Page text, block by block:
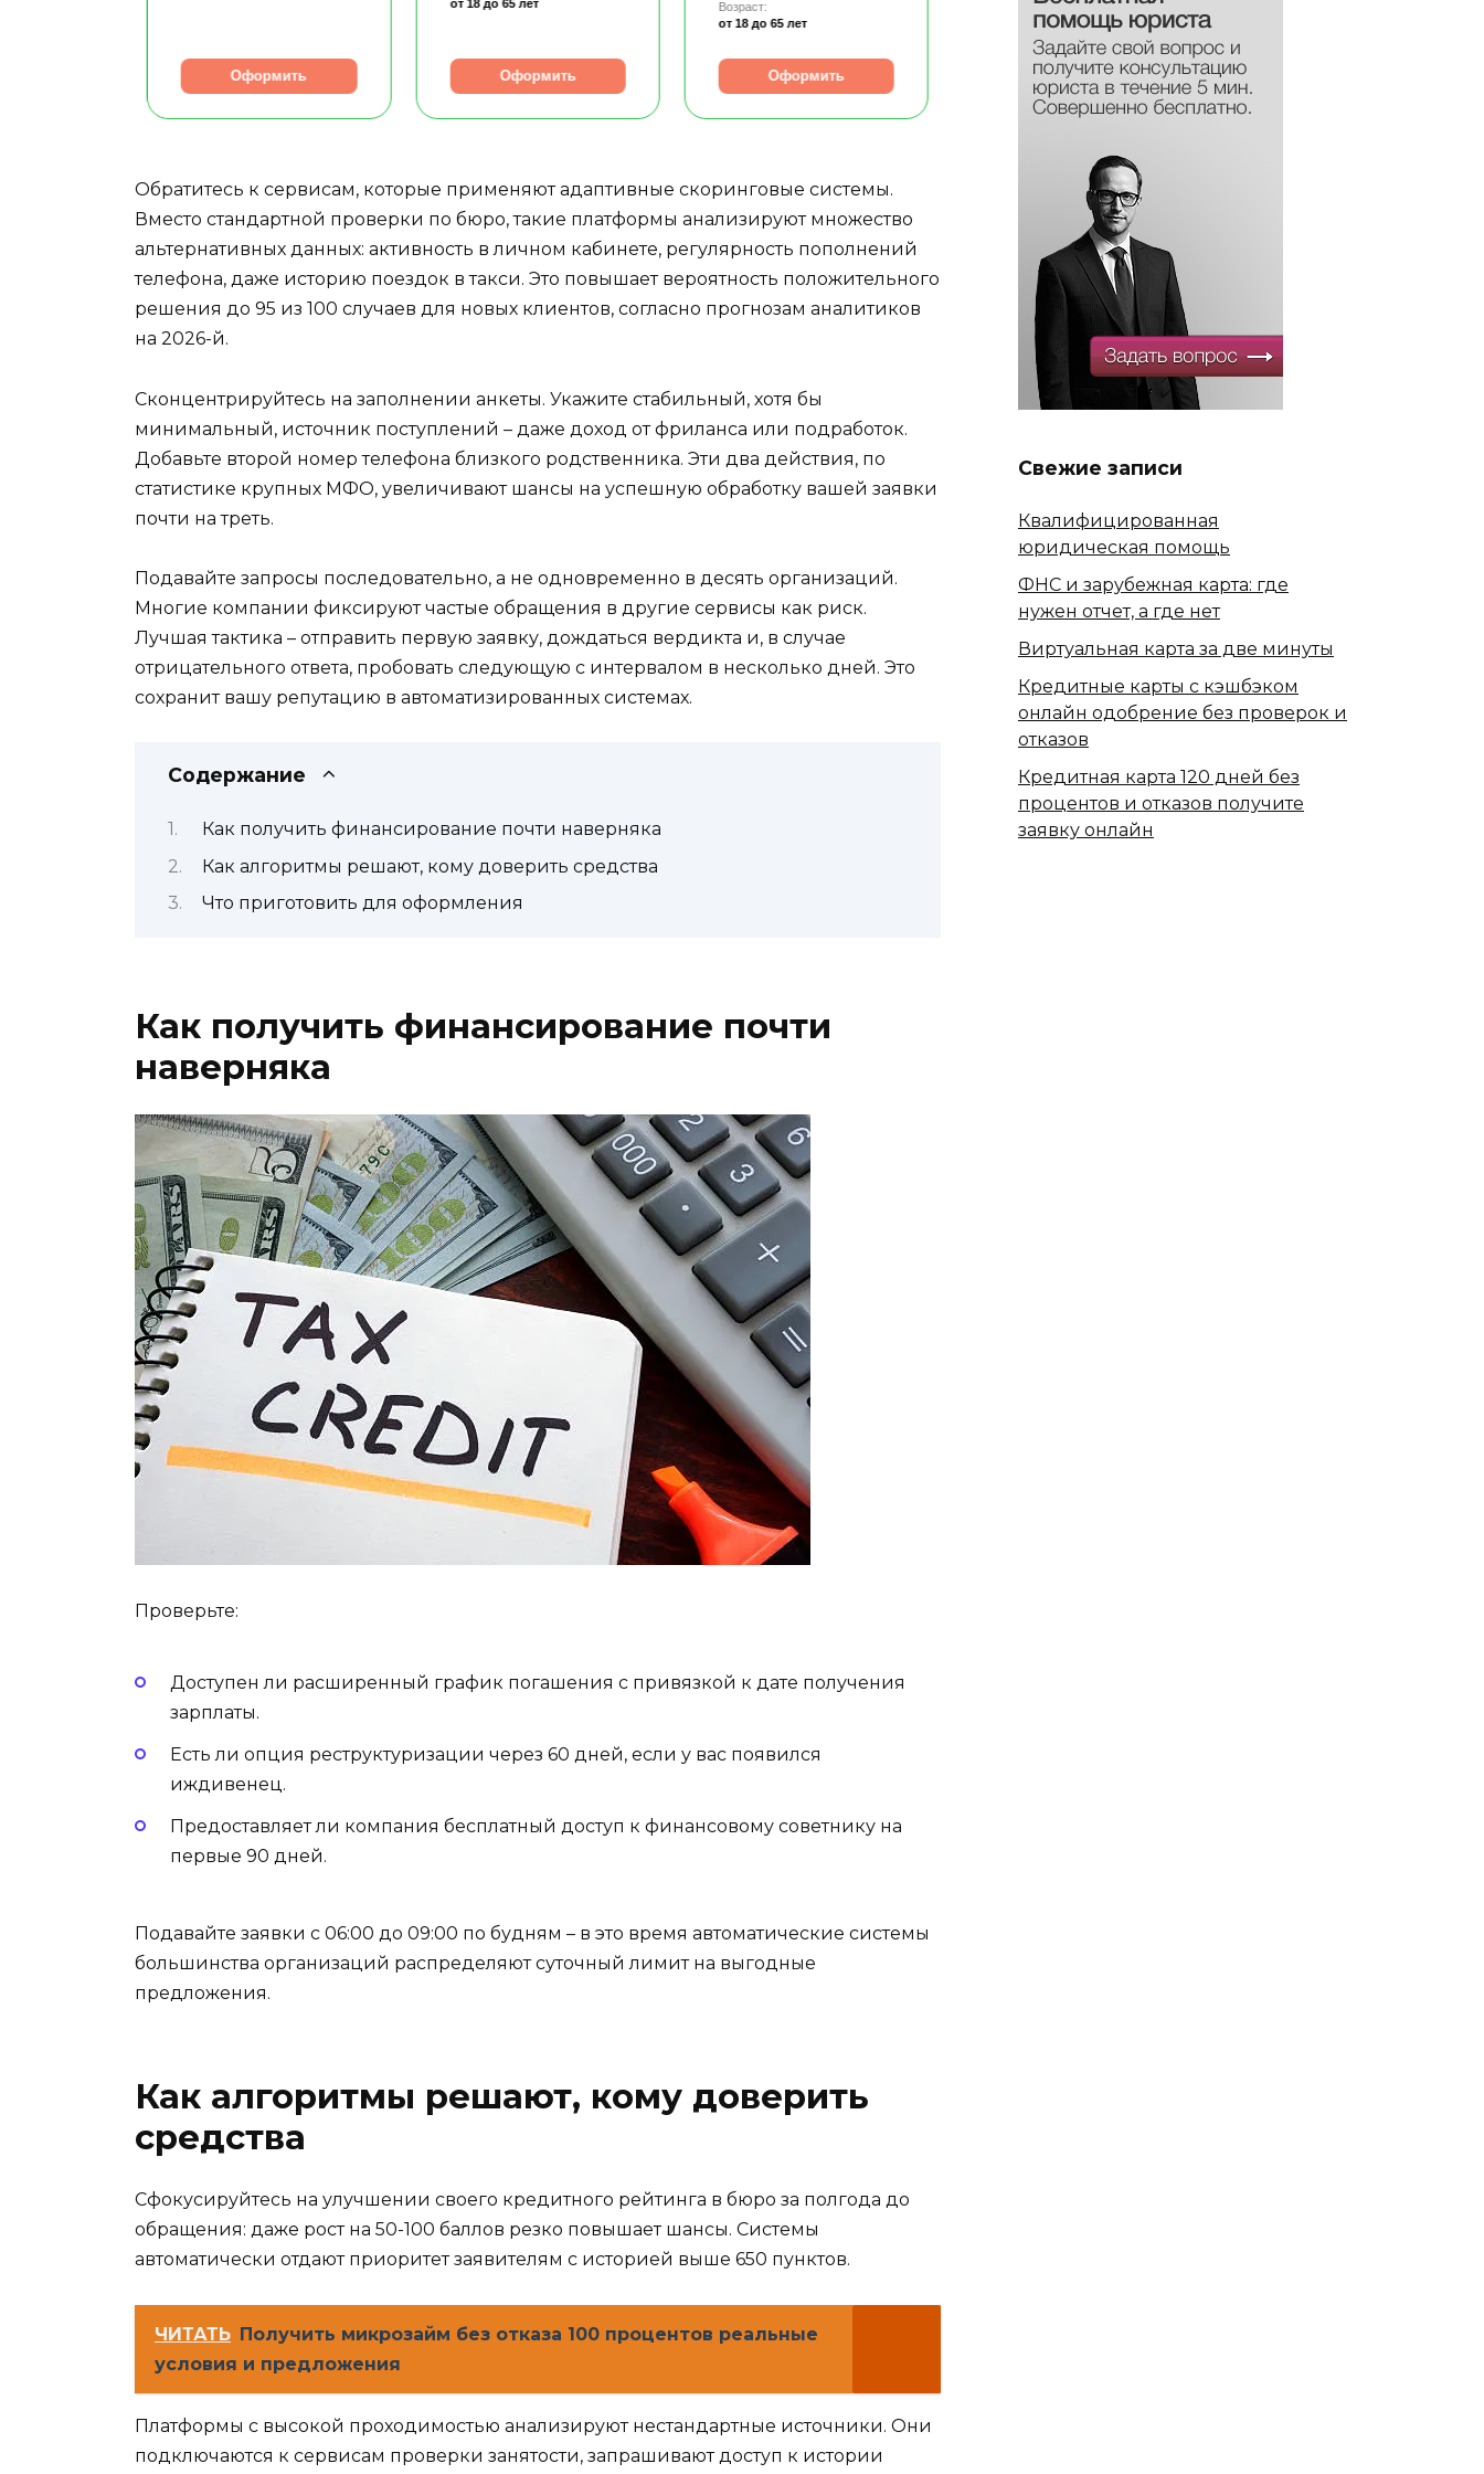
Оформить
от 18 до 65 лет
Оформить
Возраст:
от 18 до 65 лет
Оформить Оформить
Обратитесь к сервисам, которые применяют адаптивные скоринговые системы.
Вместо стандартной проверки по бюро, такие платформы анализируют множество
альтернативных данных: активность в личном кабинете, регулярность пополнений
телефона, даже историю поездок в такси. Это повышает вероятность положительного
решения до 95 из 100 случаев для новых клиентов, согласно прогнозам аналитиков
на 2026-й.
Сконцентрируйтесь на заполнении анкеты. Укажите стабильный, хотя бы
минимальный, источник поступлений – даже доход от фриланса или подработок.
Добавьте второй номер телефона близкого родственника. Эти два действия, по
статистике крупных МФО, увеличивают шансы на успешную обработку вашей заявки
почти на треть.
Подавайте запросы последовательно, а не одновременно в десять организаций.
Многие компании фиксируют частые обращения в другие сервисы как риск.
Лучшая тактика – отправить первую заявку, дождаться вердикта и, в случае
отрицательного ответа, пробовать следующую с интервалом в несколько дней. Это
сохранит вашу репутацию в автоматизированных системах.
Содержание
Как получить финансирование почти наверняка
Как алгоритмы решают, кому доверить средства
Что приготовить для оформления
Как получить финансирование почти
наверняка
Проверьте:
Доступен ли расширенный график погашения с привязкой к дате получения
зарплаты.
Есть ли опция реструктуризации через 60 дней, если у вас появился
иждивенец.
Предоставляет ли компания бесплатный доступ к финансовому советнику на
первые 90 дней.
Подавайте заявки с 06:00 до 09:00 по будням – в это время автоматические системы
большинства организаций распределяют суточный лимит на выгодные
предложения.
Как алгоритмы решают, кому доверить
средства
Сфокусируйтесь на улучшении своего кредитного рейтинга в бюро за полгода до
обращения: даже рост на 50-100 баллов резко повышает шансы. Системы
автоматически отдают приоритет заявителям с историей выше 650 пунктов.
ЧИТАТЬ Получить микрозайм без отказа 100 процентов реальные
условия и предложения
Платформы с высокой проходимостью анализируют нестандартные источники. Они
подключаются к сервисам проверки занятости, запрашивают доступ к истории
Свежие записи
Квалифицированная
юридическая помощь
ФНС и зарубежная карта: где
нужен отчет, а где нет
Виртуальная карта за две минуты
Кредитные карты с кэшбэком
онлайн одобрение без проверок и
отказов
Кредитная карта 120 дней без
процентов и отказов получите
заявку онлайн